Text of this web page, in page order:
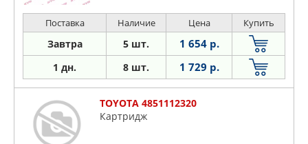
Поставка Наличие Цена Купить
Завтра 5 шт. 1 654 р.
1 дн. 8 шт. 1 729 р.
TOYOTA 4851112320
Картридж